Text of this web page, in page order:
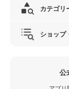
カテゴリ
ショップ
公